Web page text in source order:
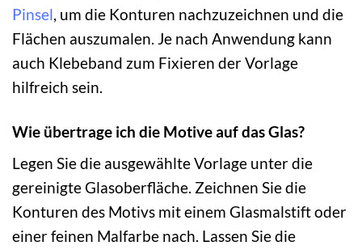
Pinsel, um die Konturen nachzuzeichnen und die
Flächen auszumalen. Je nach Anwendung kann
auch Klebeband zum Fixieren der Vorlage
hilfreich sein.
Wie übertrage ich die Motive auf das Glas?
Legen Sie die ausgewählte Vorlage unter die
gereinigte Glasoberfläche. Zeichnen Sie die
Konturen des Motivs mit einem Glasmalstift oder
einer feinen Malfarbe nach. Lassen Sie die